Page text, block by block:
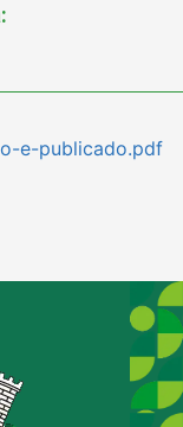
e-publicado.pdf